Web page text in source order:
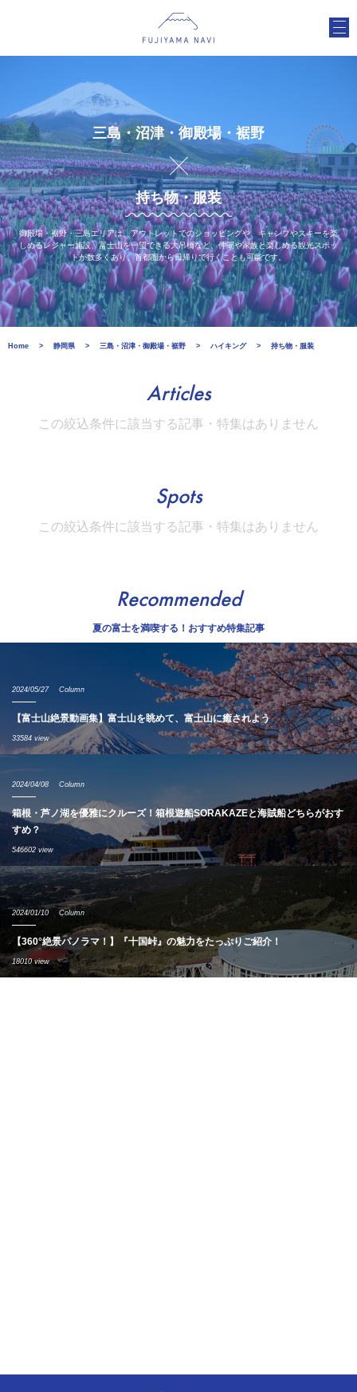
三島・沼津・御殿場・裾野
持ち物・服装
御殿場・裾野・三島エリアは、アウトレットでのショッピングや、キャンプやスキーを楽
しめるレジャー施設、富士山を一望できる大吊橋など、仲間や家族と楽しめる観光スポッ
トが数多くあり、首都圏から日帰りで行くことも可能です。
Home 静岡県 三島・沼津・御殿場・裾野 ハイキング 持ち物・服装
Articles
この絞込条件に該当する記事・特集はありません
Spots
この絞込条件に該当する記事・特集はありません
Recommended
夏の富士を満喫する！おすすめ特集記事
2024/05/27 Column
【富士山絶景動画集】富士山を眺めて、富士山に癒されよう
33584 view
2024/04/08 Column
箱根・芦ノ湖を優雅にクルーズ！箱根遊船SORAKAZEと海賊船どちらがおす
すめ？
546602 view
2024/01/10 Column
【360°絶景パノラマ！】『十国峠』の魅力をたっぷりご紹介！
18010 view